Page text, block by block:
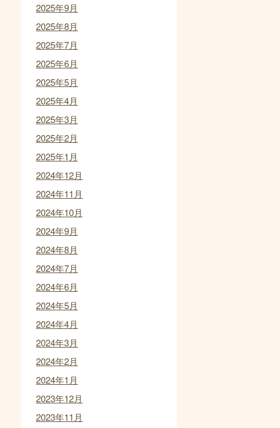
2025年9月
2025年8月
2025年7月
2025年6月
2025年5月
2025年4月
2025年3月
2025年2月
2025年1月
2024年12月
2024年11月
2024年10月
2024年9月
2024年8月
2024年7月
2024年6月
2024年5月
2024年4月
2024年3月
2024年2月
2024年1月
2023年12月
2023年11月